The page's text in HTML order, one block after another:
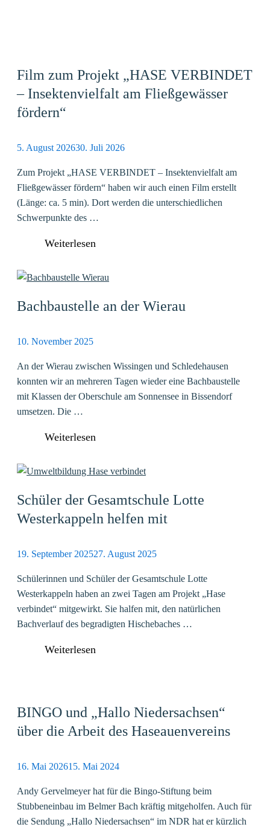
Film zum Projekt „HASE VERBINDET
– Insektenvielfalt am Fließgewässer
fördern“
5. August 202630. Juli 2026
Zum Projekt „HASE VERBINDET – Insektenvielfalt am
Fließgewässer fördern“ haben wir auch einen Film erstellt
(Länge: ca. 5 min). Dort werden die unterschiedlichen
Schwerpunkte des …
Weiterlesen
Bachbaustelle an der Wierau
10. November 2025
An der Wierau zwischen Wissingen und Schledehausen
konnten wir an mehreren Tagen wieder eine Bachbaustelle
mit Klassen der Oberschule am Sonnensee in Bissendorf
umsetzen. Die …
Weiterlesen
Schüler der Gesamtschule Lotte
Westerkappeln helfen mit
19. September 202527. August 2025
Schülerinnen und Schüler der Gesamtschule Lotte
Westerkappeln haben an zwei Tagen am Projekt „Hase
verbindet“ mitgewirkt. Sie halfen mit, den natürlichen
Bachverlauf des begradigten Hischebaches …
Weiterlesen
BINGO und „Hallo Niedersachsen“
über die Arbeit des Haseauenvereins
16. Mai 202615. Mai 2024
Andy Gervelmeyer hat für die Bingo-Stiftung beim
Stubbeneinbau im Belmer Bach kräftig mitgeholfen. Auch für
die Sendung „Hallo Niedersachsen“ im NDR hat er kürzlich